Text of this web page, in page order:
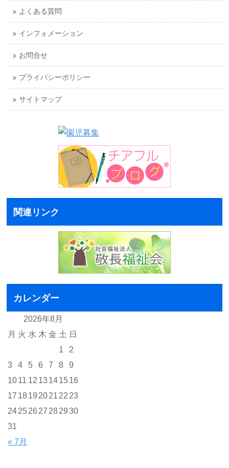
よくある質問
インフォメーション
お問合せ
プライバシーポリシー
サイトマップ
関連リンク
カレンダー
2026年8月
月 火 水 木 金 土 日
« 7月
1
2
3
4 5 6 7 8
9
1011 12 13141516
17 1819 2021 22 23
242526 27 2829 30
31